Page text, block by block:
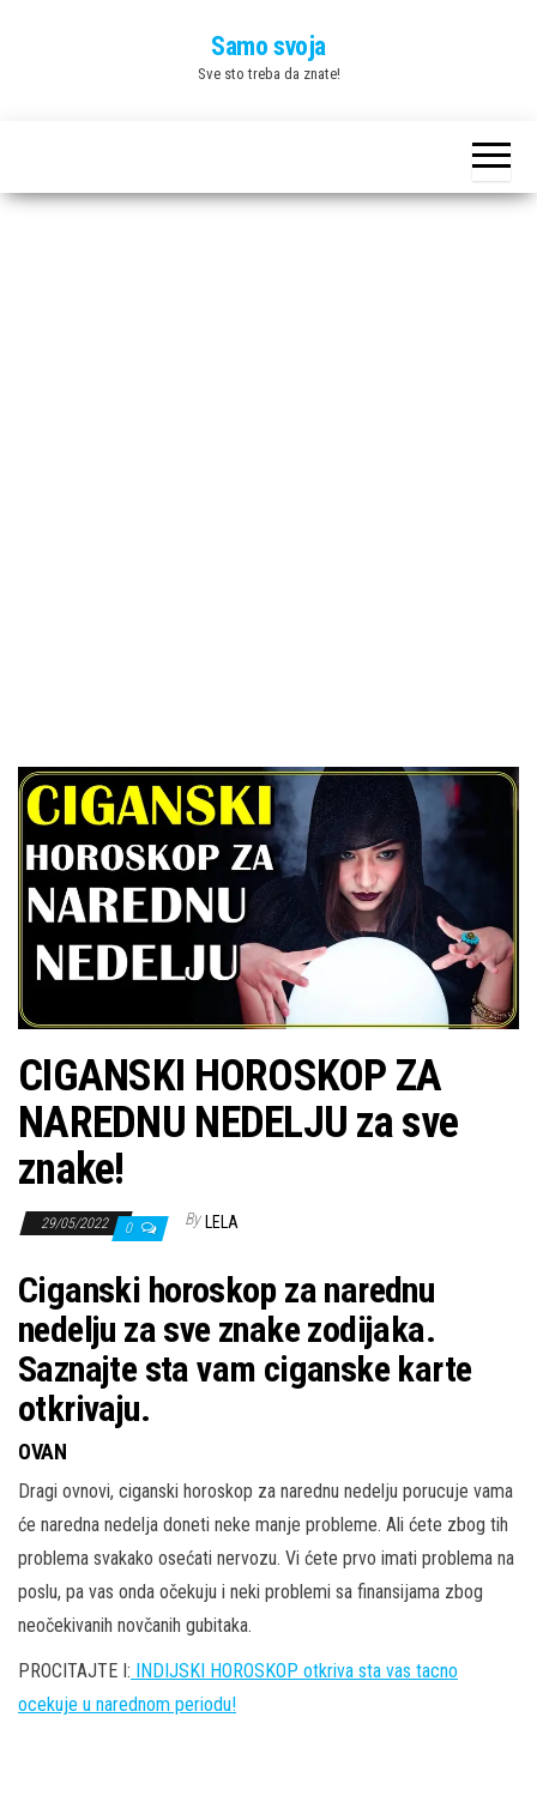
Samo svoja
Sve sto treba da znate!
CIGANSKI HOROSKOP ZA
NAREDNU NEDELJU za sve
znake!
29/05/2022 0 By LELA
Ciganski horoskop za narednu
nedelju za sve znake zodijaka.
Saznajte sta vam ciganske karte
otkrivaju.
OVAN
Dragi ovnovi, ciganski horoskop za narednu nedelju porucuje vama
će naredna nedelja doneti neke manje probleme. Ali ćete zbog tih
problema svakako osećati nervozu. Vi ćete prvo imati problema na
poslu, pa vas onda očekuju i neki problemi sa finansijama zbog
neočekivanih novčanih gubitaka.
PROCITAJTE I: INDIJSKI HOROSKOP otkriva sta vas tacno
ocekuje u narednom periodu!